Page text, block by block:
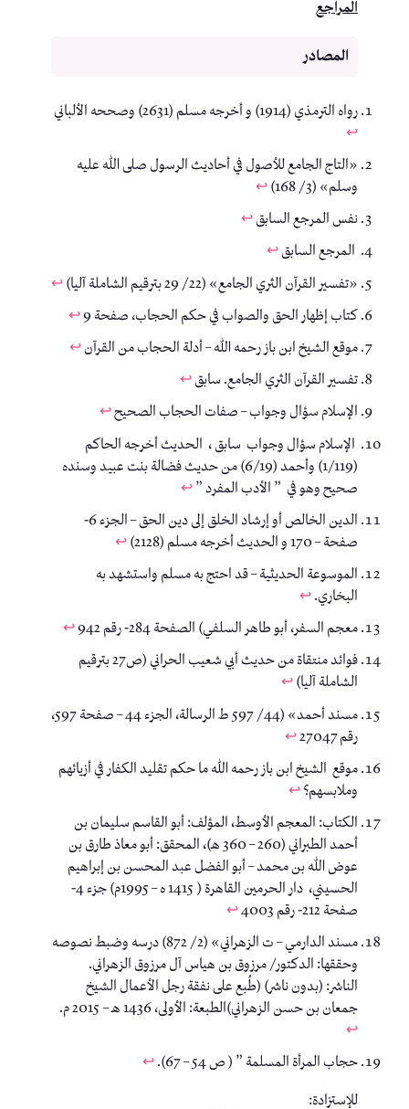
المراجع
رواه الترمذي (1914) و أخرجه مسلم (2631) وصححه الألباني
↩︎
«التاج الجامع للأصول في أحاديث الرسول صلى الله عليه
وسلم» (3/ 168)
↩︎
نفس المرجع السابق↩︎
المرجع السابق↩︎
«تفسير القرآن الثري الجامع» (22/ 29 بترقيم الشاملة آليا) ↩︎
كتاب إظهار الحق والصواب في حكم الحجاب، صفحة 9 ↩︎
موقع الشيخ ابن باز رحمه الله – أدلة الحجاب من القرآن↩︎
تفسير القرآن الثري الجامع. سابق↩︎
الإسلام سؤال وجواب – صفات الحجاب الصحيح↩︎
الإسلام سؤال وجواب سابق ، الحديث أخرجه الحاكم
(1/119) وأحمد (6/19) من حديث فضالة بنت عبيد وسنده
صحيح وهو في ” الأدب المفرد ” ↩︎
الدين الخالص أو إرشاد الخلق إلى دين الحق – الجزء 6-
صفحة – 170 و الحديث أخرجه مسلم (2128)
↩︎
الموسوعة الحديثية – قد احتج به مسلم واستشهد به
البخاري. ↩︎
معجم السفر، أبو طاهر السلفي) الصفحة 284- رقم 942 ↩︎
فوائد منتقاة من حديث أبي شعيب الحراني (ص27 بترقيم
الشاملة آليا) ↩︎
مسند أحمد» (44/ 597 ط الرسالة، الجزء 44 – صفحة 597،
رقم 27047
↩︎
موقع الشيخ ابن باز رحمه الله ما حكم تقليد الكفار في أزيائهم
وملابسهم؟↩︎
الكتاب: المعجم الأوسط، المؤلف: أبو القاسم سليمان بن
أحمد الطبراني (260 – 360 هـ)، المحقق: أبو معاذ طارق بن
عوض الله بن محمد – أبو الفضل عبد المحسن بن إبراهيم
الحسيني، دار الحرمين القاهرة ( 1415 ه – 1995م) جزء 4-
صفحة 212- رقم 4003
↩︎
مسند الدارمي – ت الزهراني» (2/ 872) درسه وضبط نصوصه
وحققها: الدكتور/ مرزوق بن هياس آل مرزوق الزهراني.
الناشر: (بدون ناشر) (طُبع على نفقة رجل الأعمال الشيخ
جمعان بن حسن الزهراني)الطبعة: الأولى، 1436 هـ – 2015 م.
↩︎
حجاب المرأة المسلمة ” ( ص 54 – 67). ↩︎
للإستزادة: